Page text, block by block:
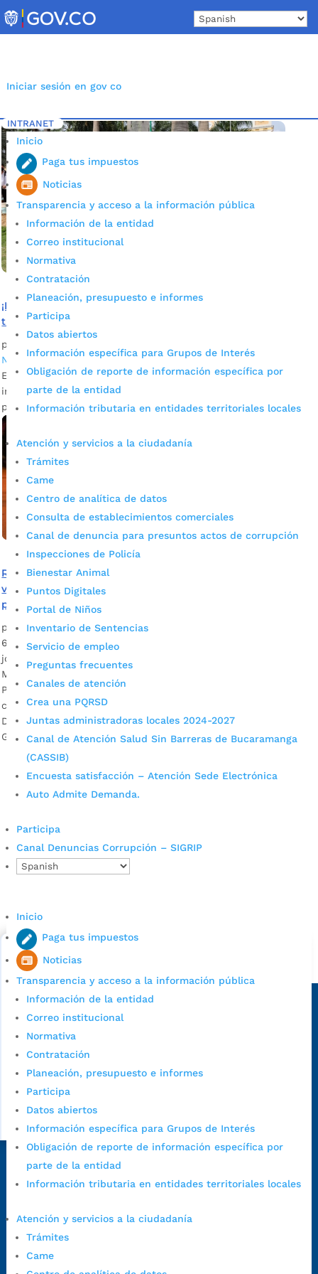
to
content
Iniciar sesión en gov co
INTRANET
Inicio
Paga tus impuestos
Noticias
Transparencia y acceso a la información pública
Información de la entidad
Correo institucional
Normativa
Contratación
Planeación, presupuesto e informes
Participa
Datos abiertos
Información específica para Grupos de Interés
Obligación de reporte de información específica por
parte de la entidad
Información tributaria en entidades territoriales locales
Atención y servicios a la ciudadanía
Trámites
Came
Centro de analítica de datos
Consulta de establecimientos comerciales
Canal de denuncia para presuntos actos de corrupción
Inspecciones de Policía
Bienestar Animal
Puntos Digitales
Portal de Niños
Inventario de Sentencias
Servicio de empleo
Preguntas frecuentes
Canales de atención
Crea una PQRSD
Juntas administradoras locales 2024-2027
Canal de Atención Salud Sin Barreras de Bucaramanga
(CASSIB)
Encuesta satisfacción – Atención Sede Electrónica
Auto Admite Demanda.
Participa
Canal Denuncias Corrupción – SIGRIP
Inicio
Paga tus impuestos
Noticias
Transparencia y acceso a la información pública
Información de la entidad
Correo institucional
Normativa
Contratación
Planeación, presupuesto e informes
Participa
Datos abiertos
Información específica para Grupos de Interés
Obligación de reporte de información específica por
parte de la entidad
Información tributaria en entidades territoriales locales
Atención y servicios a la ciudadanía
Trámites
Came
Inicio 5 Etiqueta: Traslados Humanitarios
¡Recuperamos el parque García Rovira! Se adelantó el
traslado de la última familia Yukpa
por
Noticias
Este sábado se realizó el traslado de la última familia
indígena Yukpa, asentada desde finales del 2021 en el
parque García Rovira.
Retornando al origen, una historia contada por
venezolanos que desde Bucaramanga regresaron a su
país
por Alcaldía de Bucaramanga|
6.107 ciudadanos venezolanos retornaron a su país en las 35
jornadas de traslados humanitarios que la Administración
Municipal, con el apoyo de Migración Colombia, Personería y
Policía Nacional y Ejército, realizó desde marzo pasado
cuando se declaró emergencia sanitaria por Covid-19.
Descargar audios: Óscar Suárez / Arinnys Escudero / Mario
Guerrero / Alcalde de Bucaramanga, […]
Cupos Escolares Bucaramanga 2022
cupo escolar en los colegios oficiales de
Bucaramanga.
Alcaldía de Bucaramanga
Dirección Fase I:Calle 35 # 10-43, Bucaramanga, Santander,
Colombia.
Colombia
Código Postal:
Horario de Atención: